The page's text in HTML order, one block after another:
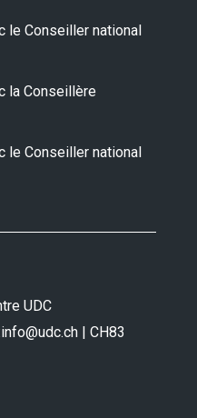
le Conseiller national
la Conseillère
le Conseiller national
UDC
info@udc.ch | CH83